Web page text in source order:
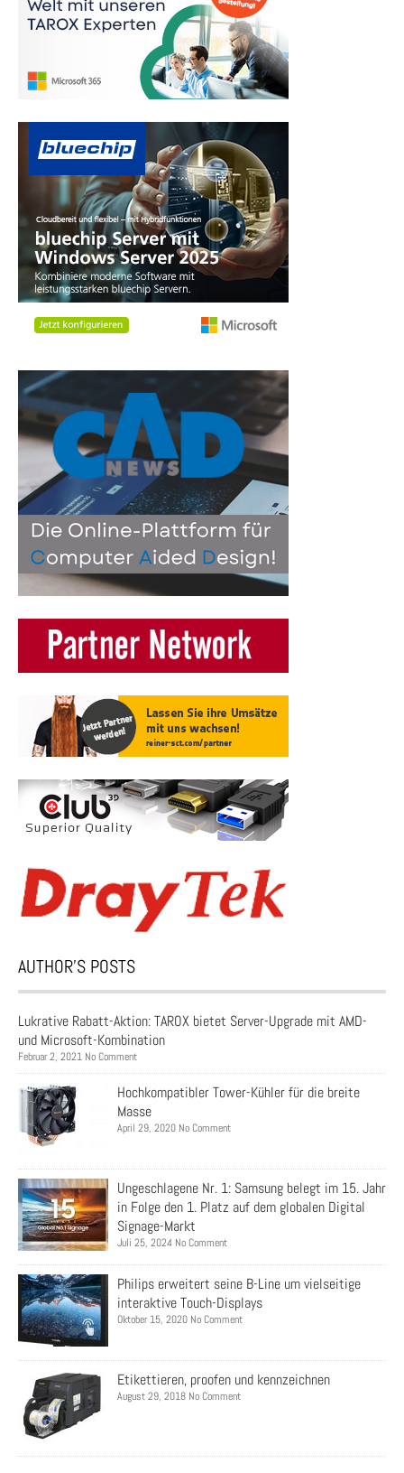
AUTHOR’S POSTS
Lukrative Rabatt-Aktion: TAROX bietet Server-Upgrade mit AMD-
und Microsoft-Kombination
Februar 2, 2021 No Comment
Hochkompatibler Tower-Kühler für die breite
Masse
April 29, 2020 No Comment
Ungeschlagene Nr. 1: Samsung belegt im 15. Jahr
in Folge den 1. Platz auf dem globalen Digital
Signage-Markt
Juli 25, 2024 No Comment
Philips erweitert seine B-Line um vielseitige
interaktive Touch-Displays
Oktober 15, 2020 No Comment
Etikettieren, proofen und kennzeichnen
August 29, 2018 No Comment